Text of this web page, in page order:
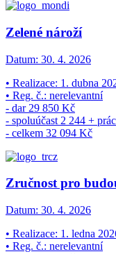
Zelené nároží
Datum: 30. 4. 2026
• Realizace: 1. dubna
• Reg. č.: nerelevantní
- dar 29 850 Kč
- spoluúčast 2 244 +
- celkem 32 094 Kč
Zručnost pro
Datum: 30. 4. 2026
• Realizace: 1. ledna
• Reg. č.: nerelevantní